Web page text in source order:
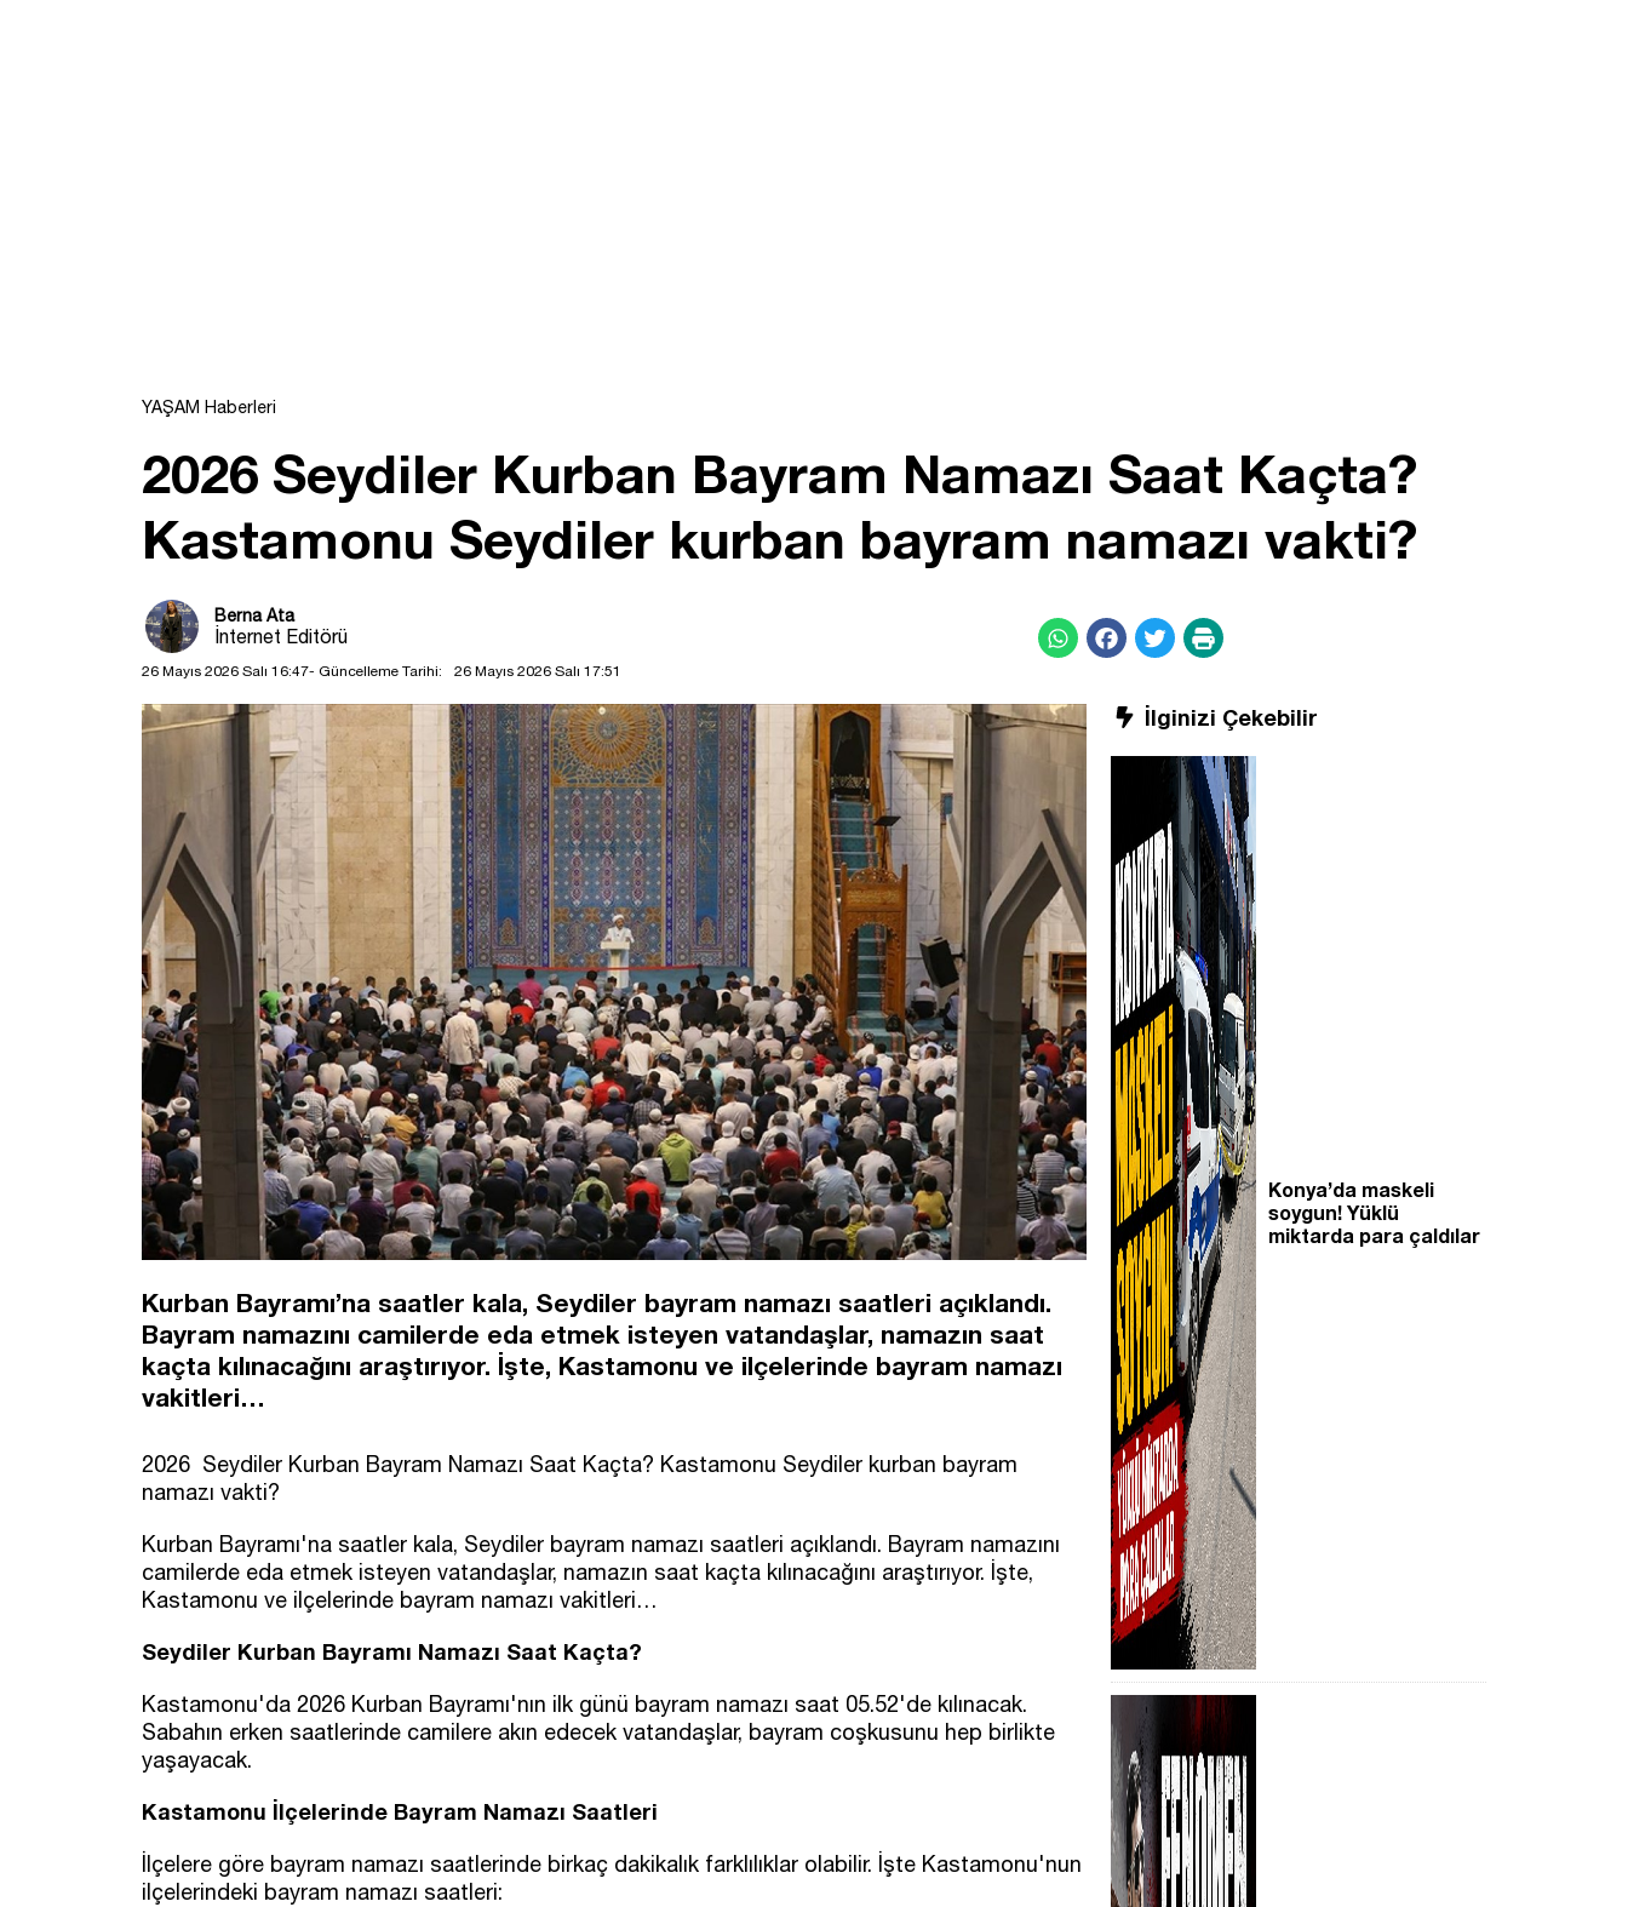
YAŞAM Haberleri
2026 Seydiler Kurban Bayram Namazı Saat Kaçta?
Kastamonu Seydiler kurban bayram namazı vakti?
Berna Ata
İnternet Editörü
26 Mayıs 2026 Salı 16:47- Güncelleme Tarihi: 26 Mayıs 2026 Salı 17:51
Kurban Bayramı’na saatler kala, Seydiler bayram namazı saatleri açıklandı.
Bayram namazını camilerde eda etmek isteyen vatandaşlar, namazın saat
kaçta kılınacağını araştırıyor. İşte, Kastamonu ve ilçelerinde bayram namazı
vakitleri…
2026 Seydiler Kurban Bayram Namazı Saat Kaçta? Kastamonu Seydiler kurban bayram
namazı vakti?
Kurban Bayramı'na saatler kala, Seydiler bayram namazı saatleri açıklandı. Bayram namazını
camilerde eda etmek isteyen vatandaşlar, namazın saat kaçta kılınacağını araştırıyor. İşte,
Kastamonu ve ilçelerinde bayram namazı vakitleri…
Seydiler ​​​ Kurban Bayramı Namazı Saat Kaçta?
Kastamonu'da 2026 Kurban Bayramı'nın ilk günü bayram namazı saat 05.52'de kılınacak.
Sabahın erken saatlerinde camilere akın edecek vatandaşlar, bayram coşkusunu hep birlikte
yaşayacak.
Kastamonu İlçelerinde Bayram Namazı Saatleri
İlçelere göre bayram namazı saatlerinde birkaç dakikalık farklılıklar olabilir. İşte Kastamonu'nun
ilçelerindeki bayram namazı saatleri:
İlginizi Çekebilir
Konya’da maskeli
soygun! Yüklü
miktarda para çaldılar